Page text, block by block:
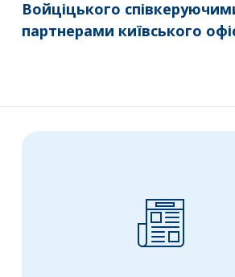
Войціцького
партнерами київського